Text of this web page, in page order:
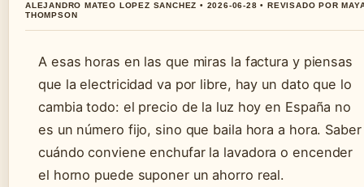
ALEJANDRO MATEO LOPEZ SANCHEZ • 2026-06-28 • REVISADO POR
THOMPSON
A esas horas en las que miras la factura y piensas
que la electricidad va por libre, hay un dato que lo
cambia todo: el precio de la luz hoy en España no
es un número fijo, sino que baila hora a hora. Saber
cuándo conviene enchufar la lavadora o encender
el horno puede suponer un ahorro real.